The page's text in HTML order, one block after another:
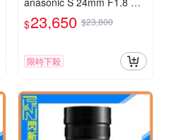
角大光圈 (S-S24,公司貨) 全
片幅用
$23,650 $23,800
限時下殺